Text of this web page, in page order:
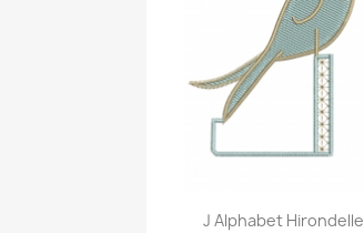
Aperçu rapide
J Alphabet Hirondelle